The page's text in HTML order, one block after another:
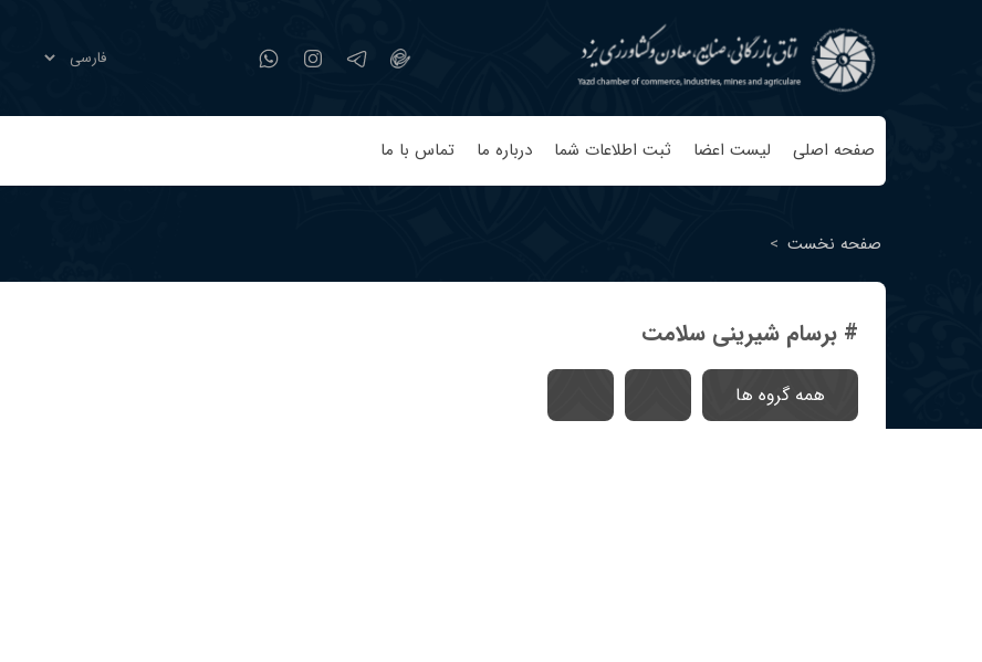
صفحه اصلی لیست اعضا ثبت اطلاعات شما درباره ما تماس با ما
صفحه نخست >
# برسام شیرینی سلامت
همه گروه ها